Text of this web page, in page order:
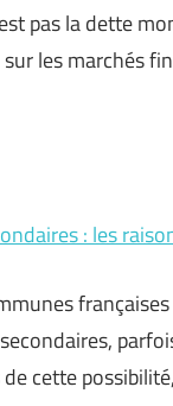
pas la dette
les marchés
: les
cette